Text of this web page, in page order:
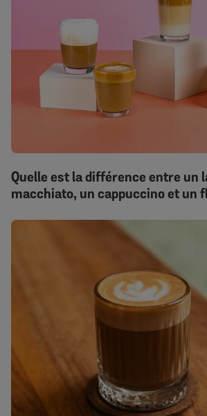
Quelle est la différence entre un
macchiato, un cappuccino et un